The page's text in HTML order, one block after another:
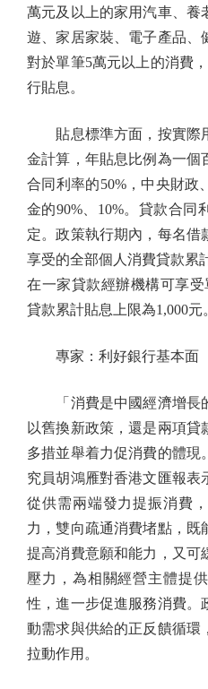
萬元及以上的家用汽車、養
遊、家居家裝、電子產品、
對於單筆5萬元以上的消費
行貼息。
貼息標準方面，按實際
金計算，年貼息比例為一個
合同利率的50%，中央財政
金的90%、10%。貸款合同
定。政策執行期內，每名借
享受的全部個人消費貸款累
在一家貸款經辦機構可享
貸款累計貼息上限為1,000元
專家：利好銀行基本面
「消費是中國經濟增長
以舊換新政策，還是兩項
多措並舉着力促消費的體現
究員胡鴻雁對香港文匯報表
從供需兩端發力提振消費
力，雙向疏通消費堵點，既
提高消費意願和能力，又可
壓力，為相關經營主體提
性，進一步促進服務消費。
動需求與供給的正反饋循環
拉動作用。